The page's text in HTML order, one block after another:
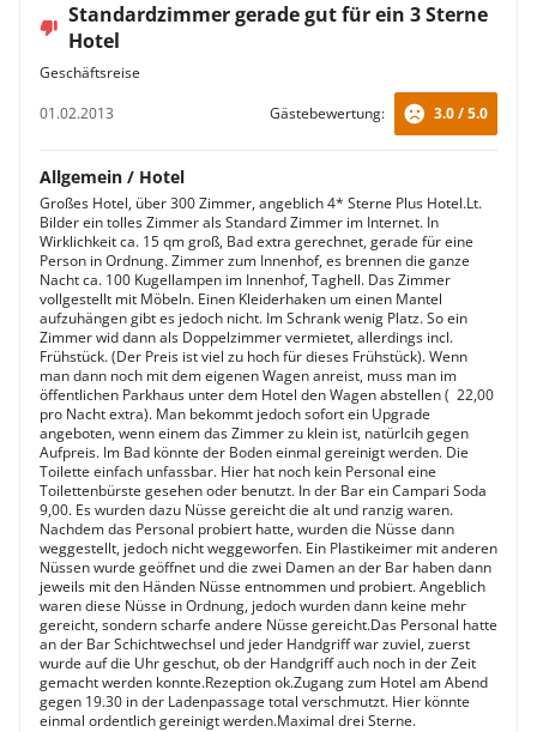
Standardzimmer gerade gut für ein 3 Sterne
Hotel
Geschäftsreise
01.02.2013
Gästebewertung: 3.0 / 5.0
Allgemein / Hotel
Großes Hotel, über 300 Zimmer, angeblich 4* Sterne Plus Hotel.Lt.
Bilder ein tolles Zimmer als Standard Zimmer im Internet. In
Wirklichkeit ca. 15 qm groß, Bad extra gerechnet, gerade für eine
Person in Ordnung. Zimmer zum Innenhof, es brennen die ganze
Nacht ca. 100 Kugellampen im Innenhof, Taghell. Das Zimmer
vollgestellt mit Möbeln. Einen Kleiderhaken um einen Mantel
aufzuhängen gibt es jedoch nicht. Im Schrank wenig Platz. So ein
Zimmer wid dann als Doppelzimmer vermietet, allerdings incl.
Frühstück. (Der Preis ist viel zu hoch für dieses Frühstück). Wenn
man dann noch mit dem eigenen Wagen anreist, muss man im
öffentlichen Parkhaus unter dem Hotel den Wagen abstellen (  22,00
pro Nacht extra). Man bekommt jedoch sofort ein Upgrade
angeboten, wenn einem das Zimmer zu klein ist, natürlcih gegen
Aufpreis. Im Bad könnte der Boden einmal gereinigt werden. Die
Toilette einfach unfassbar. Hier hat noch kein Personal eine
Toilettenbürste gesehen oder benutzt. In der Bar ein Campari Soda 
9,00. Es wurden dazu Nüsse gereicht die alt und ranzig waren.
Nachdem das Personal probiert hatte, wurden die Nüsse dann
weggestellt, jedoch nicht weggeworfen. Ein Plastikeimer mit anderen
Nüssen wurde geöffnet und die zwei Damen an der Bar haben dann
jeweils mit den Händen Nüsse entnommen und probiert. Angeblich
waren diese Nüsse in Ordnung, jedoch wurden dann keine mehr
gereicht, sondern scharfe andere Nüsse gereicht.Das Personal hatte
an der Bar Schichtwechsel und jeder Handgriff war zuviel, zuerst
wurde auf die Uhr geschut, ob der Handgriff auch noch in der Zeit
gemacht werden konnte.Rezeption ok.Zugang zum Hotel am Abend
gegen 19.30 in der Ladenpassage total verschmutzt. Hier könnte
einmal ordentlich gereinigt werden.Maximal drei Sterne.